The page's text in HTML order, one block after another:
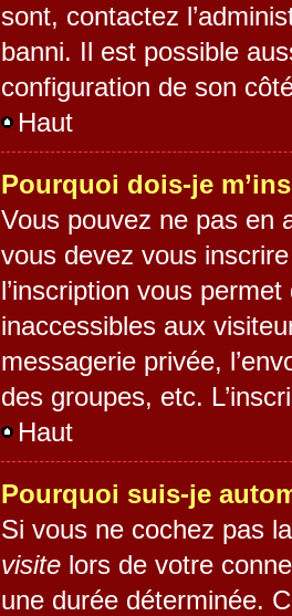
sont, contactez
banni. Il est possible
configuration de son
Haut
Pourquoi dois-je
Vous pouvez ne pas en
vous devez vous
l’inscription vous
inaccessibles aux
messagerie privée,
des groupes, etc.
Haut
Pourquoi suis-je
Si vous ne cochez pas
visite lors de votre
une durée déterminée.